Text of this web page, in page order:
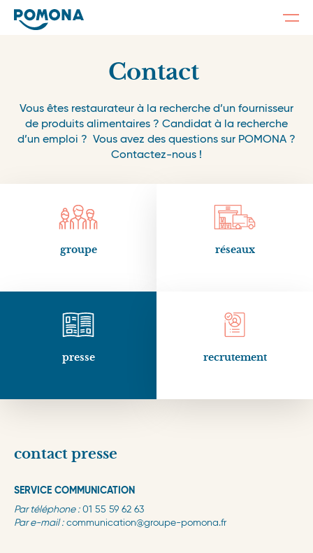
Contact
Vous êtes restaurateur à la recherche d’un fournisseur
de produits alimentaires ? Candidat à la recherche
d’un emploi ? Vous avez des questions sur POMONA ?
Contactez-nous !
groupe réseaux
presse recrutement
contact presse
SERVICE COMMUNICATION
Par téléphone :01 55 59 62 63
Par e-mail :communication@groupe-pomona.fr